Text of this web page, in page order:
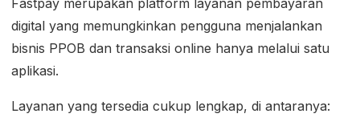
digital yang memungkinkan pengguna menjalankan
bisnis PPOB dan transaksi online hanya melalui satu
aplikasi.
Layanan yang tersedia cukup lengkap, di antaranya: